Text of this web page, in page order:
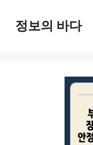
정보의 바다